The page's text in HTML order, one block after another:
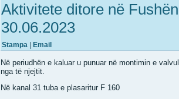
Aktivitete ditore në
30.06.2023
Stampa Email
Në periudhën e kaluar u punuar në montimin e
nga të njejtit.
Në kanal 31 tuba e plasaritur F 160